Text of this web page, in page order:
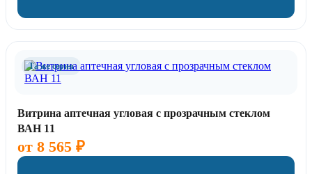
Та же серия
Витрина аптечная угловая с прозрачным стеклом
ВАН 11
от 8 565 ₽